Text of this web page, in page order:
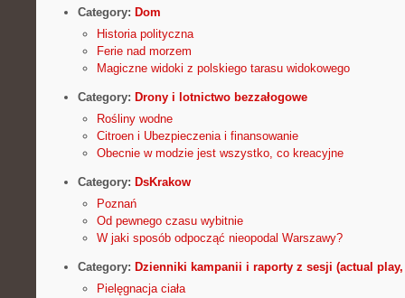
Category: Dom
Historia polityczna
Ferie nad morzem
Magiczne widoki z polskiego tarasu widokowego
Category: Drony i lotnictwo bezzałogowe
Rośliny wodne
Citroen i Ubezpieczenia i finansowanie
Obecnie w modzie jest wszystko, co kreacyjne
Category: DsKrakow
Poznań
Od pewnego czasu wybitnie
W jaki sposób odpocząć nieopodal Warszawy?
Category: Dzienniki kampanii i raporty z sesji (actual
Pielęgnacja ciała